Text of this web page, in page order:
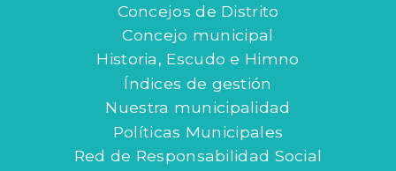
Concejos de Distrito
Concejo municipal
Historia, Escudo e Himno
Índices de gestión
Nuestra municipalidad
Políticas Municipales
Red de Responsabilidad Social